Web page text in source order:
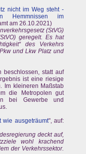
nicht im Weg steht -
Hemmnissen im
am 26.10.2021)
(StVG)
geregelt. Es hat
des Verkehrs
und Lkw Platz und
beschlossen, statt auf
ist eine riesige
Im kleineren Maßstab
die Metropolen gut
bei Gewerbe und
wie ausgeträumt", auf:
deckt auf,
wohl krachend
der Verkehrssektor.